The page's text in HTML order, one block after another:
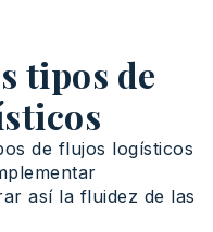
tipos de
de flujos logísticos
así la fluidez de las